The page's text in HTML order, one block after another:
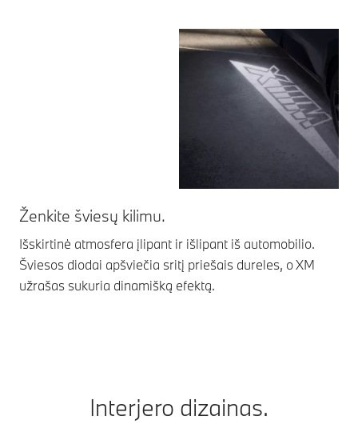
Ženkite šviesų kilimu.
Išskirtinė atmosfera įlipant ir išlipant iš automobilio.
Šviesos diodai apšviečia sritį priešais dureles, o XM
užrašas sukuria dinamišką efektą.
Interjero dizainas.